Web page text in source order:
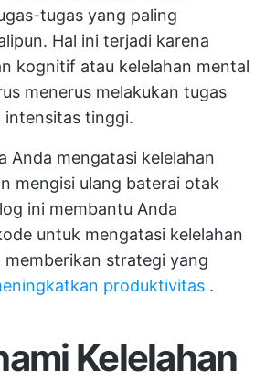
tugas yang paling
Hal ini terjadi karena
kognitif atau kelelahan mental
menerus melakukan tugas
intensitas tinggi.
Anda mengatasi kelelahan
mengisi ulang baterai otak
ini membantu Anda
untuk mengatasi kelelahan
memberikan strategi yang
produktivitas .
Kelelahan